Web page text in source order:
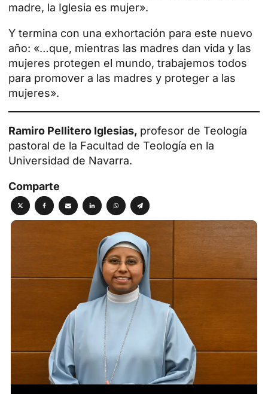
madre, la Iglesia es mujer».
Y termina con una exhortación para este nuevo
año: «…que, mientras las madres dan vida y las
mujeres protegen el mundo, trabajemos todos
para promover a las madres y proteger a las
mujeres».
Ramiro Pellitero Iglesias, profesor de Teología
pastoral de la Facultad de Teología en la
Universidad de Navarra.
Comparte